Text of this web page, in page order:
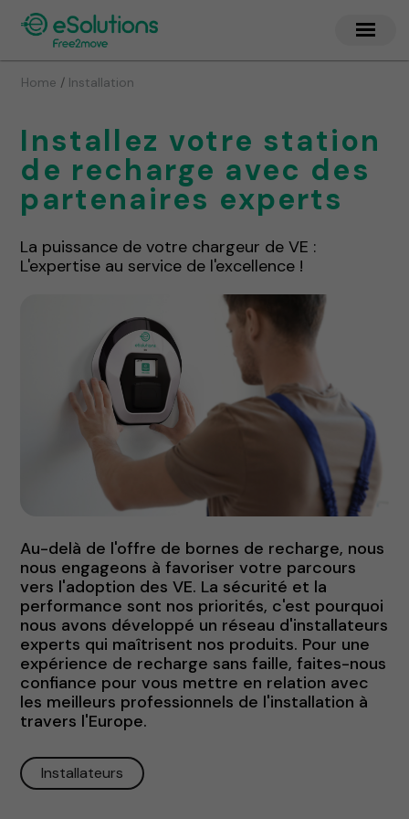
Home / Installation
Installez votre station
de recharge avec des
partenaires experts
La puissance de votre chargeur de VE :
L'expertise au service de l'excellence !
Au-delà de l'offre de bornes de recharge, nous
nous engageons à favoriser votre parcours
vers l'adoption des VE. La sécurité et la
performance sont nos priorités, c'est pourquoi
nous avons développé un réseau d'installateurs
experts qui maîtrisent nos produits. Pour une
expérience de recharge sans faille, faites-nous
confiance pour vous mettre en relation avec
les meilleurs professionnels de l'installation à
travers l'Europe.
Installateurs